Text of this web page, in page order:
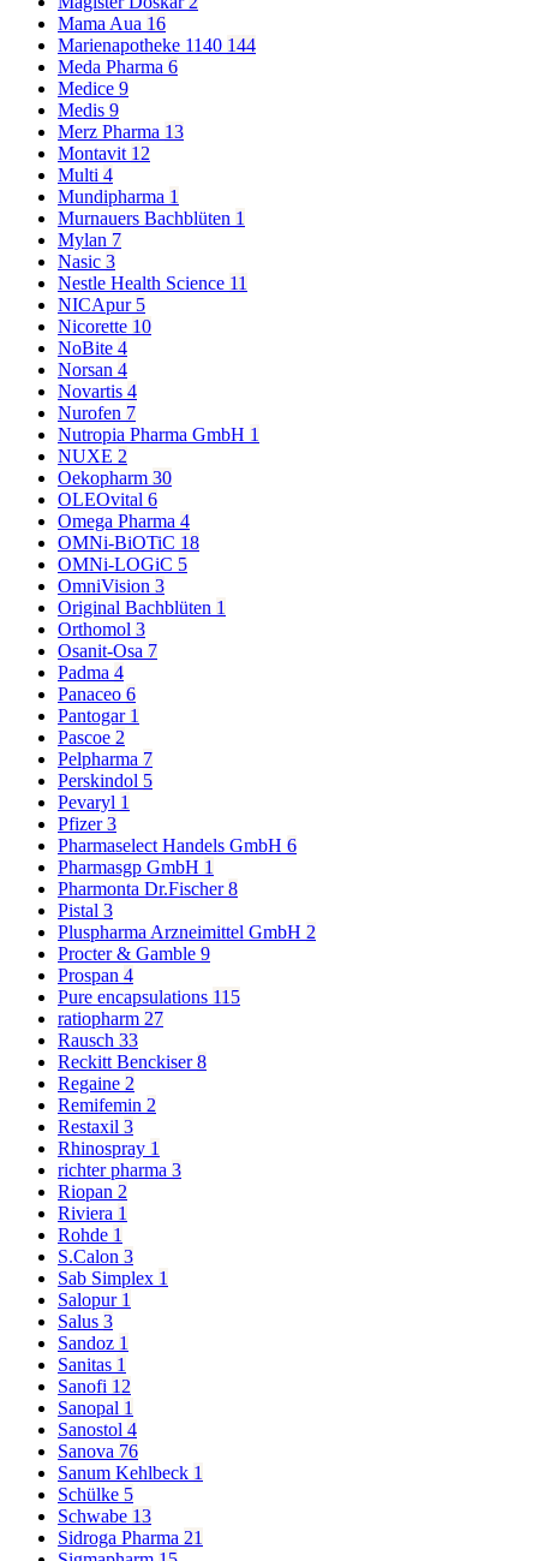
Mama Aua 16
Marienapotheke 1140 144
Meda Pharma 6
Medice 9
Medis 9
Merz Pharma 13
Montavit 12
Multi 4
Mundipharma 1
Murnauers Bachblüten 1
Mylan 7
Nasic 3
Nestle Health Science 11
NICApur 5
Nicorette 10
NoBite 4
Norsan 4
Novartis 4
Nurofen 7
Nutropia Pharma GmbH 1
NUXE 2
Oekopharm 30
OLEOvital 6
Omega Pharma 4
OMNi-BiOTiC 18
OMNi-LOGiC 5
OmniVision 3
Original Bachblüten 1
Orthomol 3
Osanit-Osa 7
Padma 4
Panaceo 6
Pantogar 1
Pascoe 2
Pelpharma 7
Perskindol 5
Pevaryl 1
Pfizer3
Pharmaselect Handels GmbH 6
Pharmasgp GmbH 1
Pharmonta Dr.Fischer8
Pistal 3
Pluspharma Arzneimittel GmbH 2
Procter & Gamble 9
Prospan 4
Pure encapsulations 115
ratiopharm 27
Rausch 33
Reckitt Benckiser8
Regaine 2
Remifemin 2
Restaxil 3
Rhinospray 1
richter pharma 3
Riopan 2
Riviera 1
Rohde 1
S.Calon 3
Sab Simplex 1
Salopur 1
Salus 3
Sandoz 1
Sanitas 1
Sanofi 12
Sanopal 1
Sanostol 4
Sanova 76
Sanum Kehlbeck 1
Schülke 5
Schwabe 13
Sidroga Pharma 21